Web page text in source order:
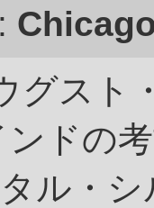
グスト
ンドの
ル・